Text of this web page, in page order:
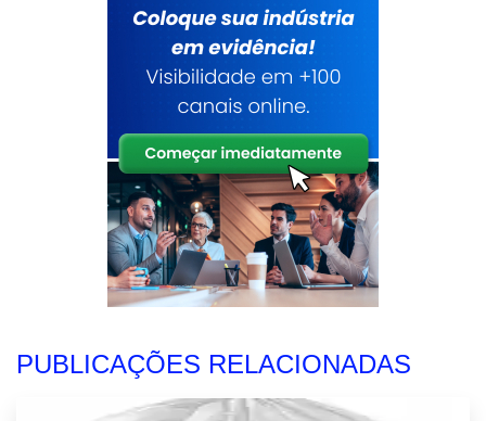
PUBLICAÇÕES RELACIONADAS